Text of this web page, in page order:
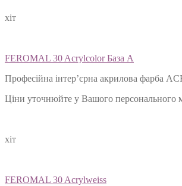
хіт
FEROMAL 30 Acrylcolor База А
Професійна інтер’єрна акрилова фарба
Ціни уточнюйте у Вашого персонального
хіт
FEROMAL 30 Acrylweiss